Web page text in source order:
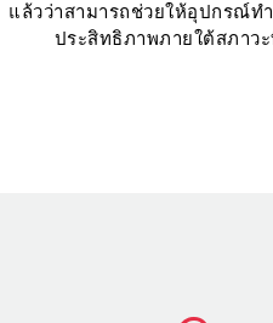
แล้วว่าสามารถช่วยให้อุปกรณ์ท
ประสิทธิภาพภายใต้สภาว